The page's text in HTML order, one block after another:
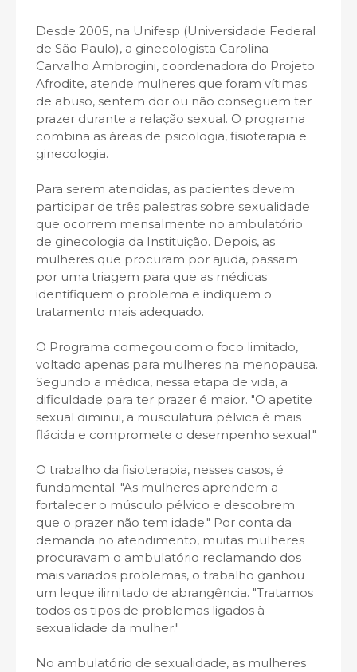
Desde 2005, na Unifesp (Universidade Federal
de São Paulo), a ginecologista Carolina
Carvalho Ambrogini, coordenadora do Projeto
Afrodite, atende mulheres que foram vítimas
de abuso, sentem dor ou não conseguem ter
prazer durante a relação sexual. O programa
combina as áreas de psicologia, fisioterapia e
ginecologia.
Para serem atendidas, as pacientes devem
participar de três palestras sobre sexualidade
que ocorrem mensalmente no ambulatório
de ginecologia da Instituição. Depois, as
mulheres que procuram por ajuda, passam
por uma triagem para que as médicas
identifiquem o problema e indiquem o
tratamento mais adequado.
O Programa começou com o foco limitado,
voltado apenas para mulheres na menopausa.
Segundo a médica, nessa etapa de vida, a
dificuldade para ter prazer é maior. "O apetite
sexual diminui, a musculatura pélvica é mais
flácida e compromete o desempenho sexual."
O trabalho da fisioterapia, nesses casos, é
fundamental. "As mulheres aprendem a
fortalecer o músculo pélvico e descobrem
que o prazer não tem idade." Por conta da
demanda no atendimento, muitas mulheres
procuravam o ambulatório reclamando dos
mais variados problemas, o trabalho ganhou
um leque ilimitado de abrangência. "Tratamos
todos os tipos de problemas ligados à
sexualidade da mulher."
No ambulatório de sexualidade, as mulheres